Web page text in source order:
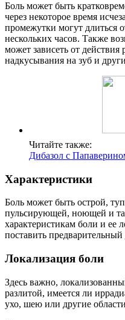
Боль может быть
через некоторое время
промежутки могут длиться
нескольких часов. Также
может зависеть от
надкусывания на зуб и
Читайте также:
Дибазол с
Характеристики
Боль может быть острой,
пульсирующей, ноющей и
характеристикам боли и ее
поставить предварительный
Локализация боли
Здесь важно,
разлитой, имеется ли
ухо, шею или другие